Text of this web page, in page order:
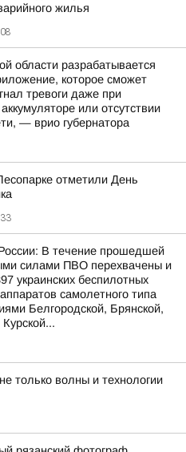
жилья
области разрабатывается
которое сможет
тревоги даже при
или отсутствии
— врио губернатора
отметили День
В течение прошедшей
силами ПВО перехвачены и
украинских беспилотных
самолетного типа
Белгородской, Брянской,
только волны и технологии